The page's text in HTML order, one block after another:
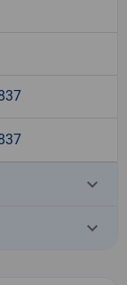
keyboard_arrow_down
keyboard_arrow_down